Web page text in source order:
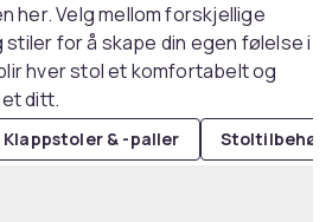
her. Velg mellom forskjellige
for å skape din egen følelse i
hver stol et komfortabelt og
ditt.
Klappstoler & -paller Stoltilbehør